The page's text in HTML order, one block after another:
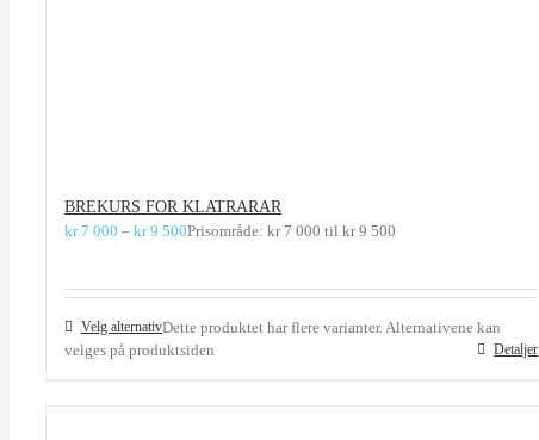
BREKURS FOR KLATRARAR
kr7 000 – kr9 500Prisområde: kr 7 000 til kr 9 500
Velg alternativDette produktet har flere varianter. Alternativene kan
velges på produktsiden
Detaljer